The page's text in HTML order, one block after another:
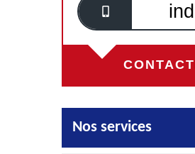
Nos services